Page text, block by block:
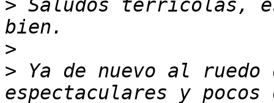
> Saludos terrícolas,
>
> Ya de nuevo al ruedo